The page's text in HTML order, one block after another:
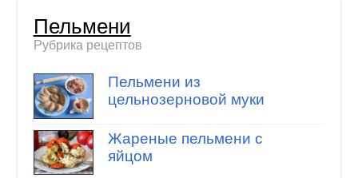
Пельмени
Рубрика рецептов
Пельмени из
цельнозерновой муки
Жареные пельмени с
яйцом